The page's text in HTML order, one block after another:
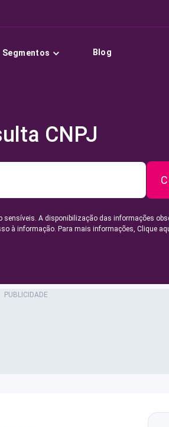
Segmentos Blog
CNPJ
sensíveis. A disponibilização das informações
à informação. Para mais informações, Clique